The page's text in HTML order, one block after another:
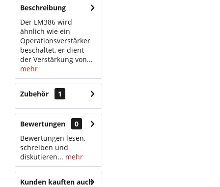
Beschreibung
Der LM386 wird
ähnlich wie ein
Operationsverstärker
beschaltet, er dient
der Verstärkung von...
mehr
Zubehör 1
Bewertungen
0
Bewertungen lesen,
schreiben und
diskutieren... mehr
Kunden kauften auch